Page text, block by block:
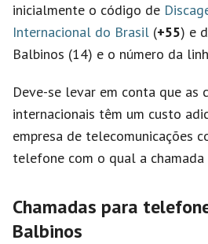
inicialmente o código de
Internacional do Brasil (+55) e
Balbinos (14) e o número da
Deve-se levar em conta que as
internacionais têm um custo
empresa de telecomunicações
telefone com o qual a
Chamadas para
Balbinos